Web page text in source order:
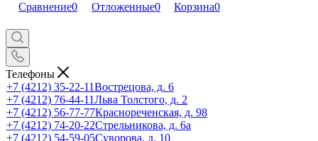
Сравнение0 Отложенные0 Корзина0
Телефоны
+7 (4212) 35-22-11Вострецова, д. 6
+7 (4212) 76-44-11Льва Толстого, д. 2
+7 (4212) 56-77-77Краснореченская, д. 98
+7 (4212) 74-20-22Стрельникова, д. 6а
+7 (4212) 54-59-05Суворова, д. 10